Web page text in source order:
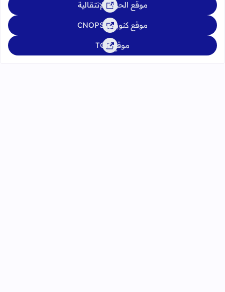
موقع الحركة الإنتقالية
موقع كنوبس CNOPS
موقع TGR